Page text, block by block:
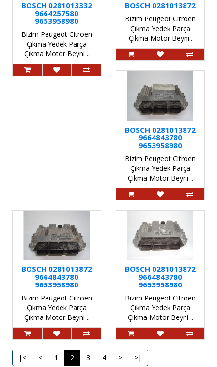
BOSCH 0281013332
9664257580
9653958980
Bizim Peugeot Citroen
Çıkma Yedek Parça
Çıkma Motor Beyni ..
BOSCH 0281013872
Bizim Peugeot Citroen
Çıkma Yedek Parça
Çıkma Motor Beyni..
BOSCH 0281013872
9664843780
9653958980
Bizim Peugeot Citroen
Çıkma Yedek Parça
Çıkma Motor Beyni ..
BOSCH 0281013872
9664843780
9653958980
Bizim Peugeot Citroen
Çıkma Yedek Parça
Çıkma Motor Beyni ..
BOSCH 0281013872
9664843780
9653958980
Bizim Peugeot Citroen
Çıkma Yedek Parça
Çıkma Motor Beyni ..
|< < 1 2 3 4 >
>|